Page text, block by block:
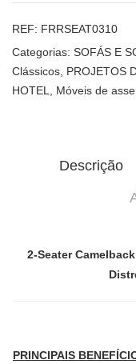
REF: FRRSEAT0310
Categorias: SOFÁS E
Clássicos PROJETOS
HOTEL
Móveis de
Descrição
2-Seater
PRINCIPAIS